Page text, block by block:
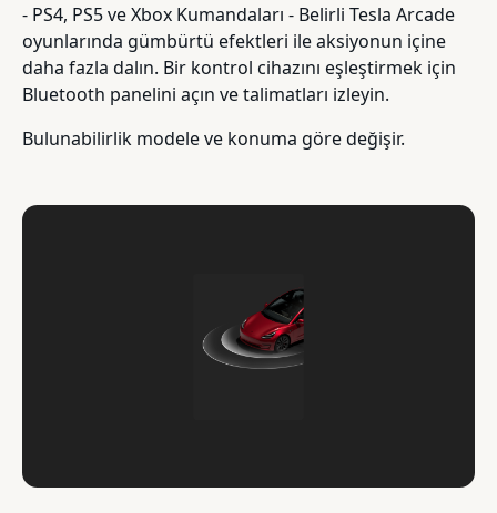
- PS4, PS5 ve Xbox Kumandaları - Belirli Tesla Arcade
oyunlarında gümbürtü efektleri ile aksiyonun içine
daha fazla dalın. Bir kontrol cihazını eşleştirmek için
Bluetooth panelini açın ve talimatları izleyin.
Bulunabilirlik modele ve konuma göre değişir.